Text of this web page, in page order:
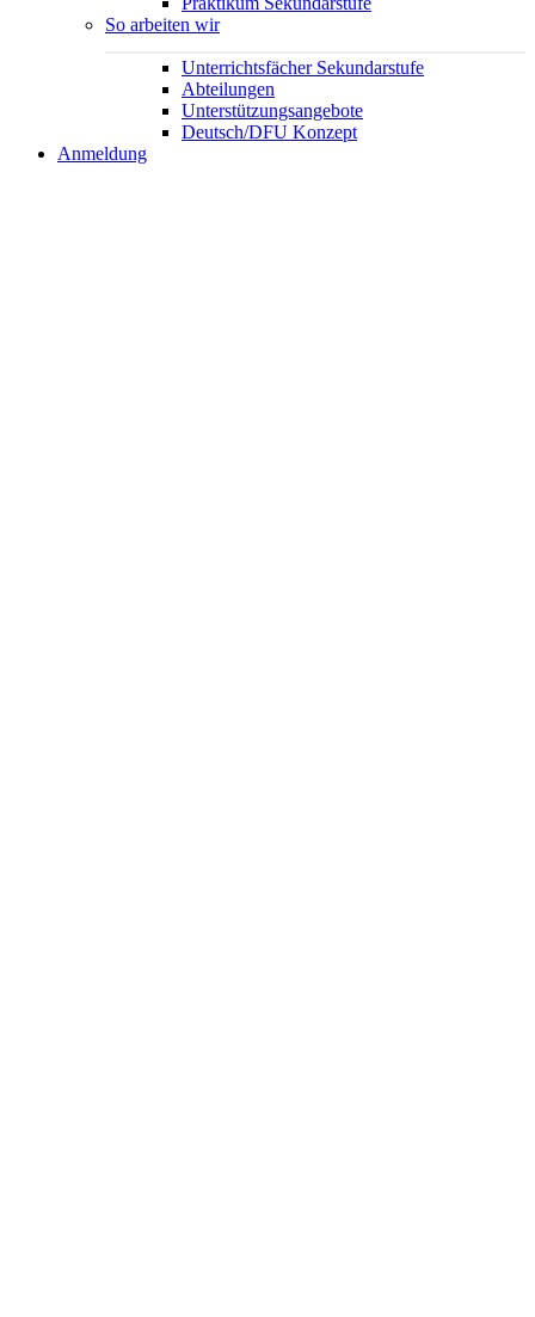
So arbeiten wir
Unterrichtsfächer Sekundarstufe
Abteilungen
Unterstützungsangebote
Deutsch/DFU Konzept
Anmeldung